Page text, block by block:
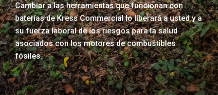
Cambiar a las herramientas que funcionan con
baterías de Kress Commercial lo liberará a usted y a
su fuerza laboral de los riesgos para la salud
asociados con los motores de combustibles
fósiles.